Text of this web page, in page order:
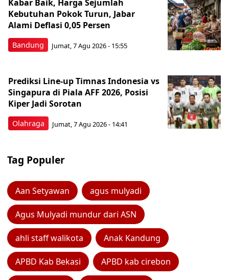
Bandung
Kabar Baik, Harga Sejumlah
Kebutuhan Pokok Turun, Jabar
Alami Deflasi 0,05 Persen
Jumat, 7 Agu 2026 - 15:55
Olahraga
Prediksi Line-up Timnas Indonesia vs
Singapura di Piala AFF 2026, Posisi
Kiper Jadi Sorotan
Jumat, 7 Agu 2026 - 14:41
Tag Populer
Aan Setyawan agus mulyadi
Agus Mulyadi mundur dari ASN
ahli staff walikota Anak Kandung
APBD Kab Bekasi APBD kab cirebon